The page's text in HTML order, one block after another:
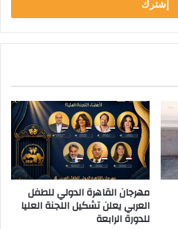
مهرجان القاهرة الدولي للطفل
العربي يعلن تشكيل اللجنة العليا
للدورة الرابعة